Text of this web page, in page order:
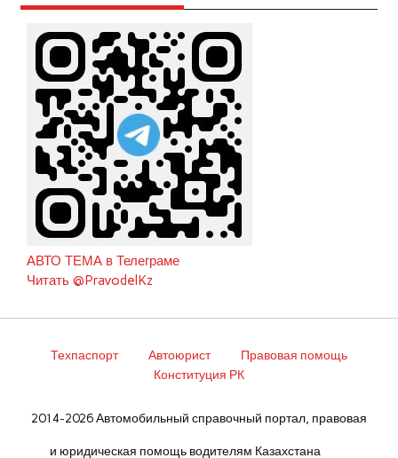
АВТО ТЕМА в Телеграме
Читать @PravodelKz
Техпаспорт Автоюрист
Правовая помощь
Конституция РК
2014-2026 Автомобильный справочный портал, правовая
и юридическая помощь водителям Казахстана